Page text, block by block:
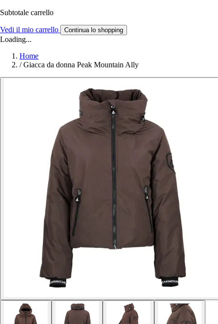
Subtotale carrello
Vedi il mio carrello Continua lo shopping
Loading...
Home
/ Giacca da donna Peak Mountain Ally